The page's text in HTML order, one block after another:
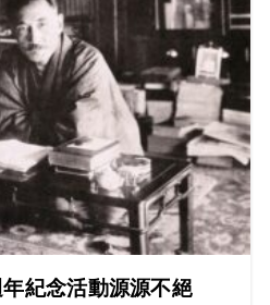
紀念活動源源不絕